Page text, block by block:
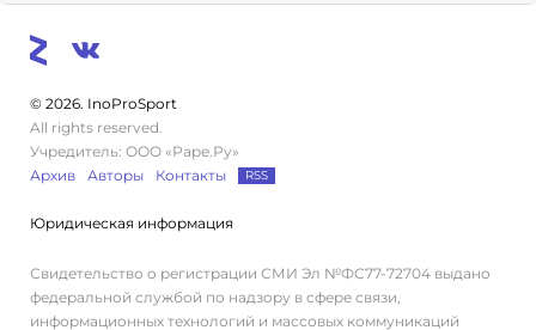
© 2026. InoProSport
All rights reserved.
Учредитель: ООО «Раре.Ру»
Архив
Авторы Контакты RSS
Юридическая информация
Свидетельство о регистрации СМИ Эл №ФС77-72704 выдано
федеральной службой по надзору в сфере связи,
информационных технологий и массовых коммуникаций